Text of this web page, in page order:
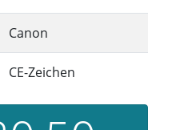
Canon
CE-Zeichen